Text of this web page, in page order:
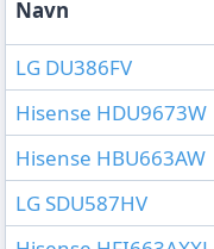
Navn
LG DU386FV
Hisense HDU9673W
Hisense HBU663AW
LG SDU587HV